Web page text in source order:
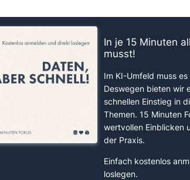
In je 15 Minuten
musst!
Im KI-Umfeld muss
Deswegen bieten wir
schnellen Einstieg in
Themen. 15 Minuten
wertvollen Einblicken
der Praxis.
Einfach kostenlos
loslegen.